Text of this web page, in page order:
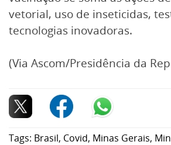
vetorial, uso de inseticidas,
tecnologias inovadoras.
(Via Ascom/Presidência da
Tags: Brasil, Covid, Minas Gerais,